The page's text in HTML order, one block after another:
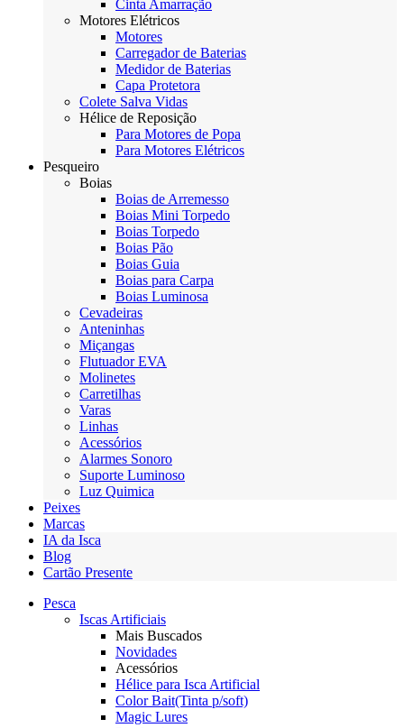
Cinta Amarração
Motores Elétricos
Motores
Carregador de Baterias
Medidor de Baterias
Capa Protetora
Colete Salva Vidas
Hélice de Reposição
Para Motores de Popa
Para Motores Elétricos
Pesqueiro
Boias
Boias de Arremesso
Boias Mini Torpedo
Boias Torpedo
Boias Pão
Boias Guia
Boias para Carpa
Boias Luminosa
Cevadeiras
Anteninhas
Miçangas
Flutuador EVA
Molinetes
Carretilhas
Varas
Linhas
Acessórios
Alarmes Sonoro
Suporte Luminoso
Luz Quimica
Peixes
Marcas
IA da Isca
Blog
Cartão Presente
Pesca
Iscas Artificiais
Mais Buscados
Novidades
Acessórios
Hélice para Isca Artificial
Color Bait(Tinta p/soft)
Magic Lures